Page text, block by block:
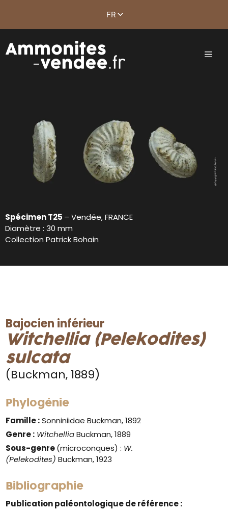
Spécimen T25 – Vendée, FRANCE
Diamètre : 30 mm
Collection Patrick Bohain
Bajocien inférieur
Witchellia (Pelekodites)
sulcata
(Buckman, 1889)
Phylogénie
Famille :Sonniniidae Buckman, 1892
Genre : WitchelliaBuckman, 1889
Sous-genre(microconques) : W.
(Pelekodites) Buckman, 1923
Bibliographie
Publication paléontologique de référence :